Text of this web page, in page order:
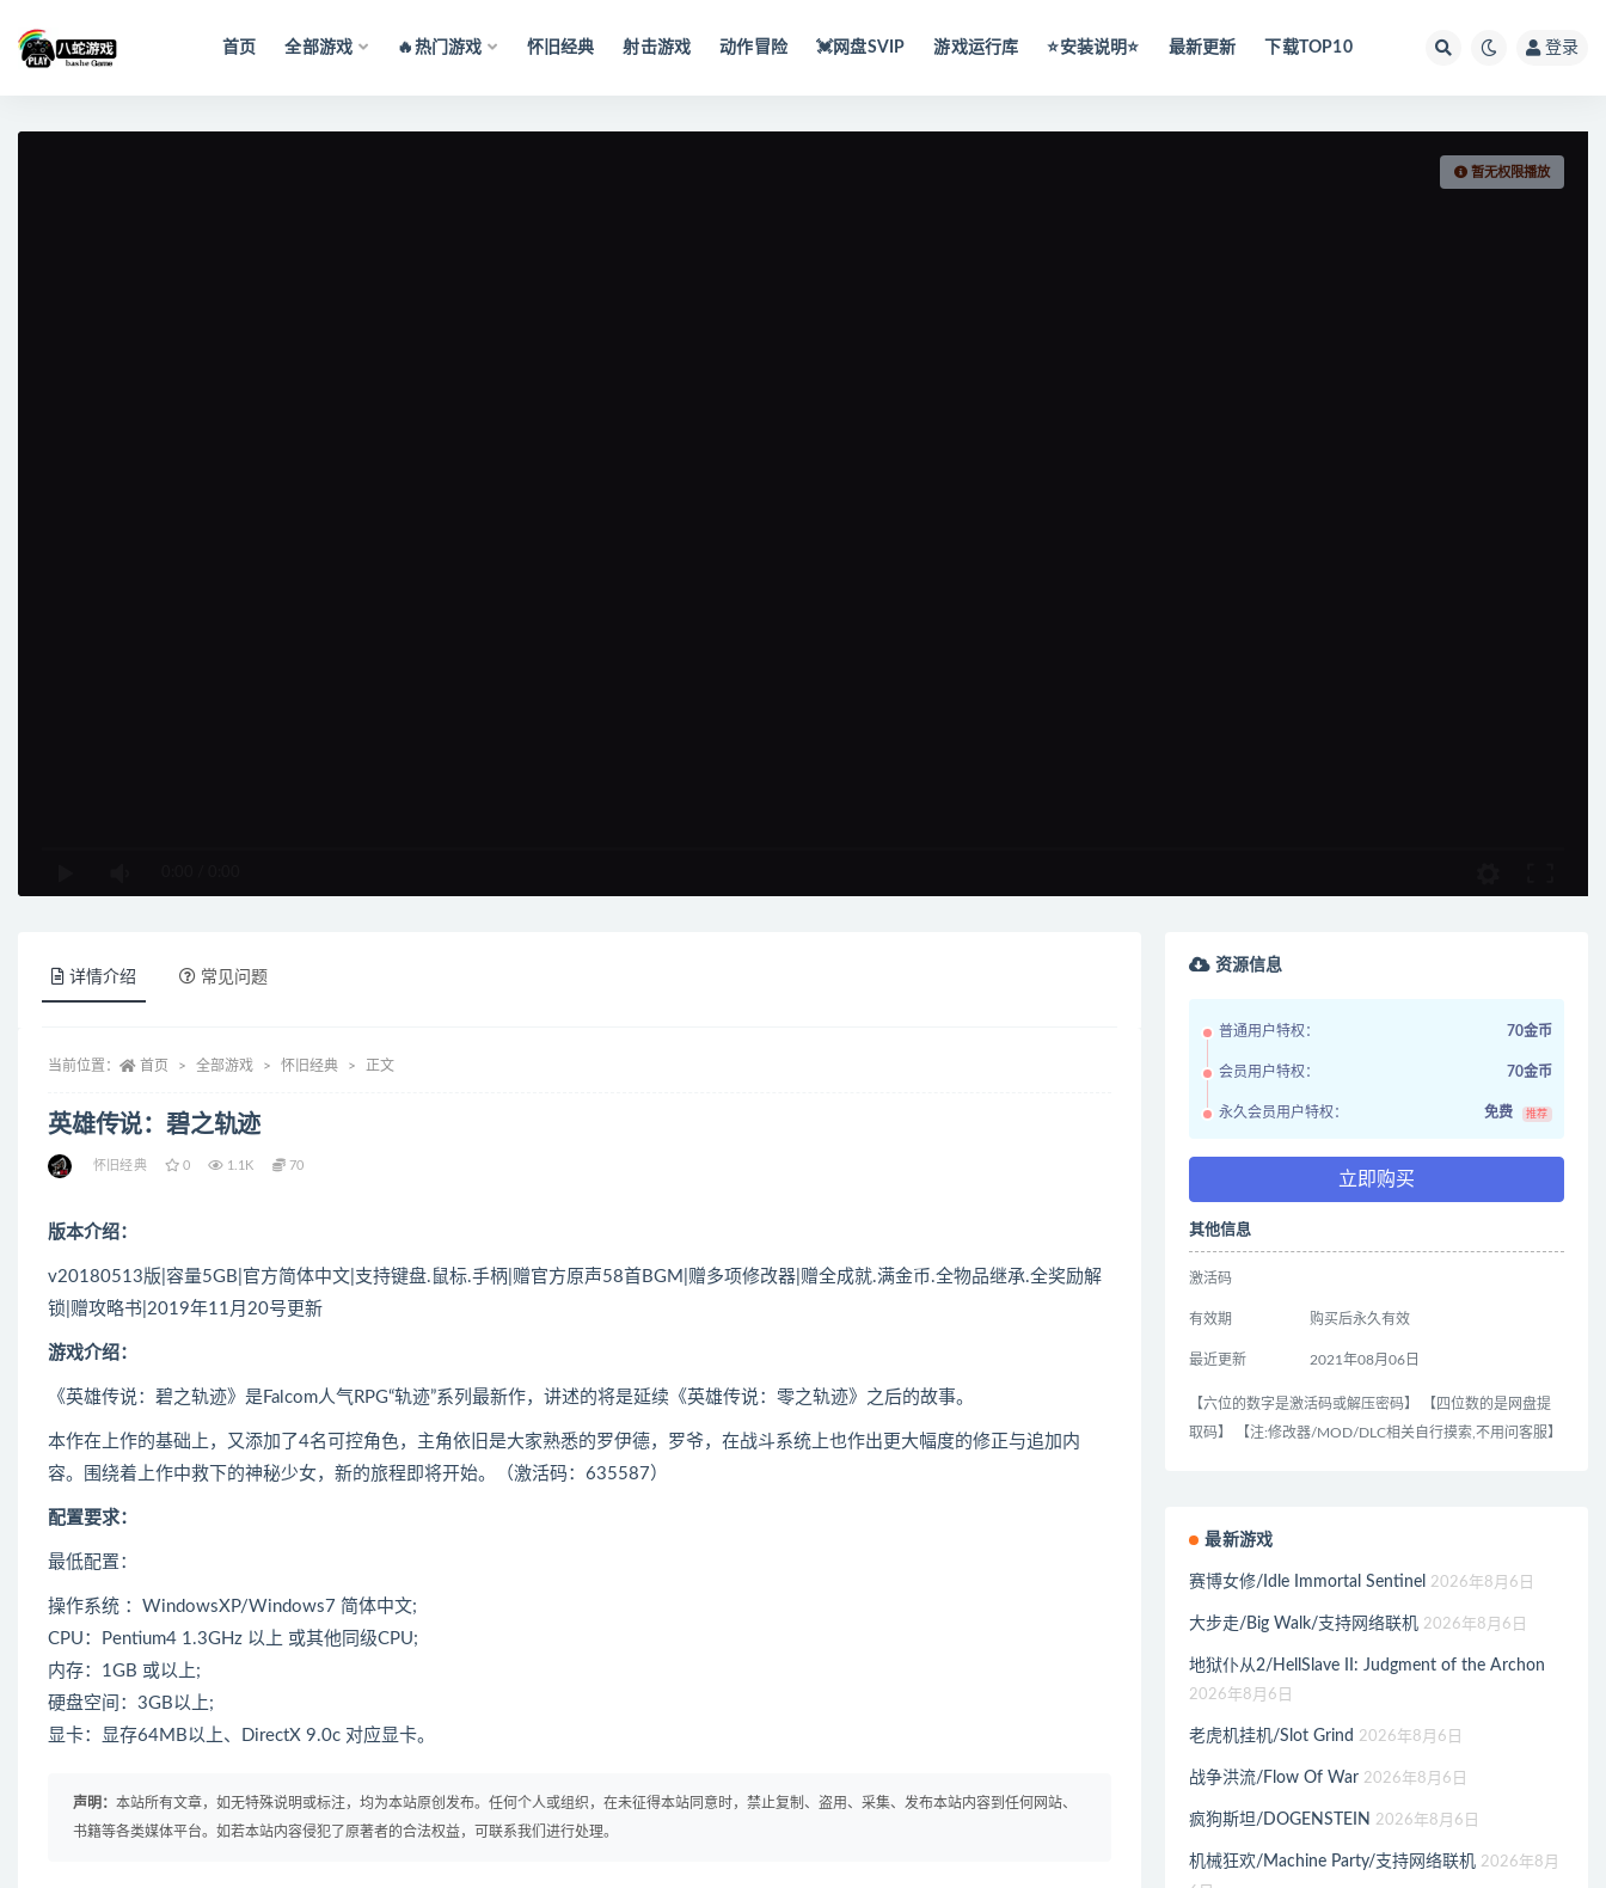
首页 全部游戏 🔥热门游戏 怀旧经典 射击游戏 动作冒险 💓网盘SVIP 游戏运行库 ⭐️安装说明⭐️ 最新更新 下载TOP10 登录
暂无权限播放
详情介绍 常见问题
当前位置： 首页 全部游戏 怀旧经典 正文
英雄传说：碧之轨迹
怀旧经典 0 1.1K 70
版本介绍：
v20180513版|容量5GB|官方简体中文|支持键盘.鼠标.手柄|赠官方原声58首BGM|赠多项修改器|赠全成就.满金币.全物品继承.全奖励解
锁|赠攻略书|2019年11月20号更新
游戏介绍：
《英雄传说：碧之轨迹》是Falcom人气RPG“轨迹”系列最新作，讲述的将是延续《英雄传说：零之轨迹》之后的故事。
本作在上作的基础上，又添加了4名可控角色，主角依旧是大家熟悉的罗伊德，罗爷，在战斗系统上也作出更大幅度的修正与追加内
容。围绕着上作中救下的神秘少女，新的旅程即将开始。（激活码：635587）
配置要求：
最低配置：
操作系统 ：WindowsXP/Windows7 简体中文;
CPU：Pentium4 1.3GHz 以上 或其他同级CPU;
内存：1GB 或以上;
硬盘空间：3GB以上;
显卡：显存64MB以上、DirectX 9.0c 对应显卡。
声明： 本站所有文章，如无特殊说明或标注，均为本站原创发布。任何个人或组织，在未征得本站同意时，禁止复制、盗用、采集、发布本站内容到任何网站、
书籍等各类媒体平台。如若本站内容侵犯了原著者的合法权益，可联系我们进行处理。
资源信息
普通用户特权： 70金币
会员用户特权： 70金币
永久会员用户特权： 免费 推荐
立即购买
其他信息
激活码
有效期 购买后永久有效
最近更新 2021年08月06日
【六位的数字是激活码或解压密码】 【四位数的是网盘提
取码】 【注:修改器/MOD/DLC相关自行摸索,不用问客服】
最新游戏
赛博女修/Idle Immortal Sentinel 2026年8月6日
大步走/Big Walk/支持网络联机 2026年8月6日
地狱仆从2/HellSlave II: Judgment of the Archon
2026年8月6日
老虎机挂机/Slot Grind 2026年8月6日
战争洪流/Flow Of War 2026年8月6日
疯狗斯坦/DOGENSTEIN 2026年8月6日
机械狂欢/Machine Party/支持网络联机 2026年8月